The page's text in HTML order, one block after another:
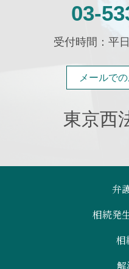
03-
受付時間：平
メールで
東京西
弁
相続発
相
解